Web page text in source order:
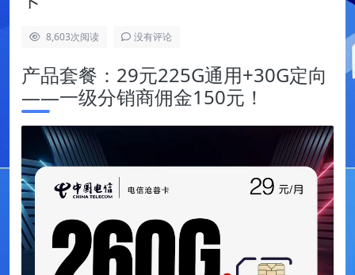
8,603次阅读 没有评论
产品套餐：29元225G通用+30G定向
——一级分销商佣金150元！